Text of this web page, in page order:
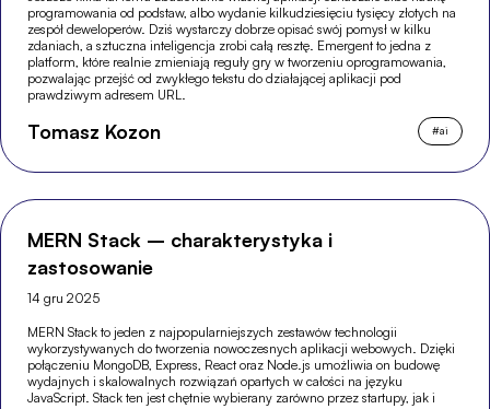
programowania od podstaw, albo wydanie kilkudziesięciu tysięcy złotych na
zespół deweloperów. Dziś wystarczy dobrze opisać swój pomysł w kilku
zdaniach, a sztuczna inteligencja zrobi całą resztę. Emergent to jedna z
platform, które realnie zmieniają reguły gry w tworzeniu oprogramowania,
pozwalając przejść od zwykłego tekstu do działającej aplikacji pod
prawdziwym adresem URL.
Tomasz Kozon #ai
MERN Stack – charakterystyka i
zastosowanie
14 gru 2025
MERN Stack to jeden z najpopularniejszych zestawów technologii
wykorzystywanych do tworzenia nowoczesnych aplikacji webowych. Dzięki
połączeniu MongoDB, Express, React oraz Node.js umożliwia on budowę
wydajnych i skalowalnych rozwiązań opartych w całości na języku
JavaScript. Stack ten jest chętnie wybierany zarówno przez startupy, jak i